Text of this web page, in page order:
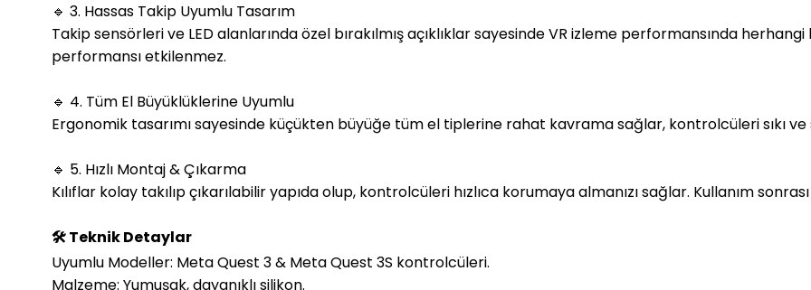
🔹 3. Hassas Takip Uyumlu Tasarım
Takip sensörleri ve LED alanlarında özel bırakılmış açıklıklar sayesinde VR izleme performansında herhangi
performansı etkilenmez.
🔹 4. Tüm El Büyüklüklerine Uyumlu
Ergonomik tasarımı sayesinde küçükten büyüğe tüm el tiplerine rahat kavrama sağlar, kontrolcüleri sıkı
🔹 5. Hızlı Montaj & Çıkarma
Kılıflar kolay takılıp çıkarılabilir yapıda olup, kontrolcüleri hızlıca korumaya almanızı sağlar. Kullanım
🛠 Teknik Detaylar
Uyumlu Modeller: Meta Quest 3 & Meta Quest 3S kontrolcüleri.
Malzeme: Yumuşak, dayanıklı silikon.